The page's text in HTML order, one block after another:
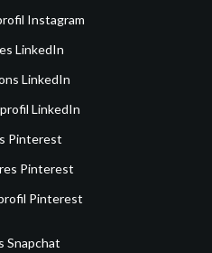
Instagram
LinkedIn
LinkedIn
LinkedIn
Pinterest
Pinterest
Pinterest
Snapchat